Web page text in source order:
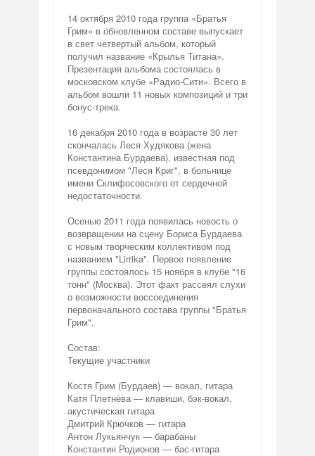
14 октября 2010 года группа «Братья
Грим» в обновленном составе выпускает
в свет четвертый альбом, который
получил название «Крылья Титана».
Презентация альбома состоялась в
московском клубе «Радио-Сити». Всего в
альбом вошли 11 новых композиций и три
бонус-трека.
16 декабря 2010 года в возрасте 30 лет
скончалась Леся Худякова (жена
Константина Бурдаева), известная под
псевдонимом "Леся Криг", в больнице
имени Склифосовского от сердечной
недостаточности.
Осенью 2011 года появилась новость о
возвращении на сцену Бориса Бурдаева
с новым творческим коллективом под
названием "Lirrika". Первое появление
группы состоялось 15 ноября в клубе "16
тонн" (Москва). Этот факт рассеял слухи
о возможности воссоединения
первоначального состава группы "Братья
Грим".
Состав:
Текущие участники
Костя Грим (Бурдаев) — вокал, гитара
Катя Плетнёва — клавиши, бэк-вокал,
акустическая гитара
Дмитрий Крючков — гитара
Антон Лукьянчук — барабаны
Константин Родионов — бас-гитара